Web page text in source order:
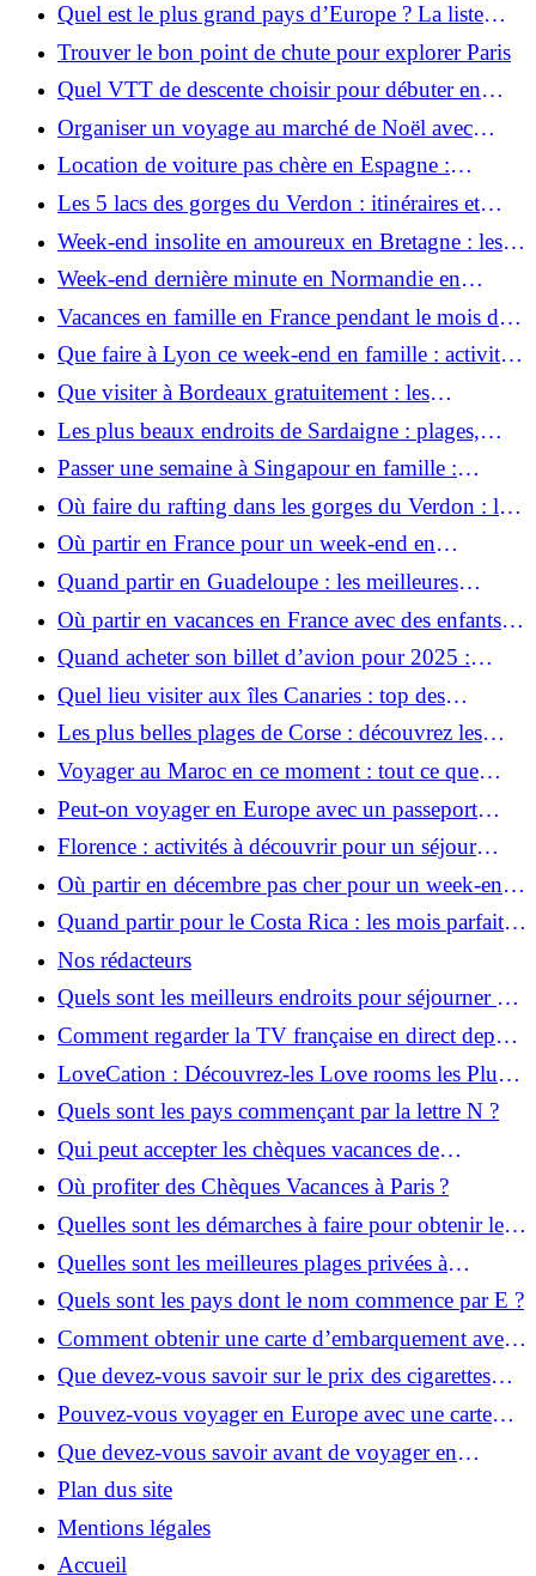
Quel est le plus grand pays d’Europe ? La liste
complète
Trouver le bon point de chute pour explorer Paris
Quel VTT de descente choisir pour débuter en
montagne ? Nos conseils pour bien commencer
Organiser un voyage au marché de Noël avec
transport inclus à Strasbourg
Location de voiture pas chère en Espagne :
conditions et astuces pour économiser
Les 5 lacs des gorges du Verdon : itinéraires et
activités à ne pas manquer
Week-end insolite en amoureux en Bretagne : les
meilleures idées pour un séjour unique
Week-end dernière minute en Normandie en
famille : les offres à saisir maintenant
Vacances en famille en France pendant le mois de
février : les meilleures destinations à explorer
Que faire à Lyon ce week-end en famille : activités
et sorties à ne pas manquer
Que visiter à Bordeaux gratuitement : les
incontournables à zéro euro
Les plus beaux endroits de Sardaigne : plages,
villages et trésors cachés
Passer une semaine à Singapour en famille :
programme et bons plans pour un séjour réussi
Où faire du rafting dans les gorges du Verdon : les
meilleurs spots pour l’aventure
Où partir en France pour un week-end en
amoureux : destinations romantiques à ne pas
manquer
Quand partir en Guadeloupe : les meilleures
périodes pour profiter du soleil et éviter la pluie
Où partir en vacances en France avec des enfants :
idées pour un séjour magique
Quand acheter son billet d’avion pour 2025 :
astuces pour payer moins cher vos vols
Quel lieu visiter aux îles Canaries : top des
merveilleux endroits à explorer cette année
Les plus belles plages de Corse : découvrez les
joyaux cachés de l’île de Beauté
Voyager au Maroc en ce moment : tout ce que
vous devez savoir avant de partir
Peut-on voyager en Europe avec un passeport
périmé ? Ce que vous devez savoir
Florence : activités à découvrir pour un séjour
culturel et inoubliable
Où partir en décembre pas cher pour un week-end :
destinations à petit budget
Quand partir pour le Costa Rica : les mois parfaits
pour découvrir ce paradis tropical
Nos rédacteurs
Quels sont les meilleurs endroits pour séjourner à
Gravelines, dans le nord de la France ?
Comment regarder la TV française en direct depuis
l'étranger ?
LoveCation : Découvrez-les Love rooms les Plus
intimes en France
Quels sont les pays commençant par la lettre N ?
Qui peut accepter les chèques vacances de
l’ANCV ?
Où profiter des Chèques Vacances à Paris ?
Quelles sont les démarches à faire pour obtenir le
visa électronique pour l’Inde ?
Quelles sont les meilleures plages privées à
Théoule-sur-Mer ?
Quels sont les pays dont le nom commence par E ?
Comment obtenir une carte d’embarquement avec
Air France ?
Que devez-vous savoir sur le prix des cigarettes
avant de partir en Italie ?
Pouvez-vous voyager en Europe avec une carte
d’identité périmée ?
Que devez-vous savoir avant de voyager en
Espagne avec une carte d’identité périmée ?
Plan dus site
Mentions légales
Accueil